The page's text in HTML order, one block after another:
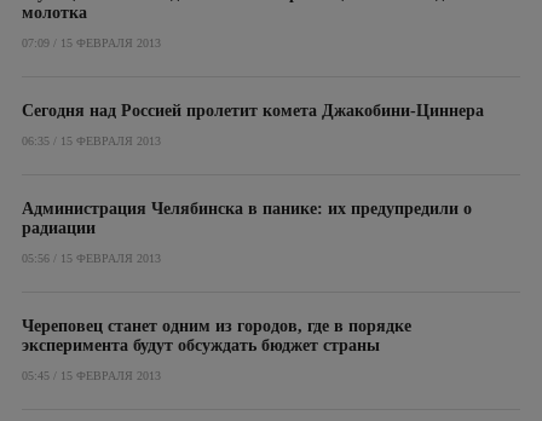
молотка
07:09 / 15 ФЕВРАЛЯ 2013
Сегодня над Россией пролетит комета Джакобини-Циннера
06:35 / 15 ФЕВРАЛЯ 2013
Администрация Челябинска в панике: их предупредили о
радиации
05:56 / 15 ФЕВРАЛЯ 2013
Череповец станет одним из городов, где в порядке
эксперимента будут обсуждать бюджет страны
05:45 / 15 ФЕВРАЛЯ 2013